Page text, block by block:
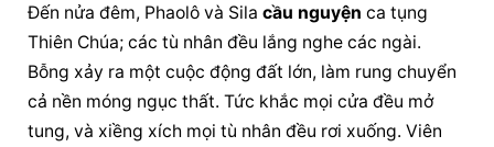
Ðến nửa đêm, Phaolô và Sila cầu nguyện ca tụng
Thiên Chúa; các tù nhân đều lắng nghe các ngài.
Bỗng xảy ra một cuộc động đất lớn, làm rung chuyển
cả nền móng ngục thất. Tức khắc mọi cửa đều mở
tung, và xiềng xích mọi tù nhân đều rơi xuống. Viên